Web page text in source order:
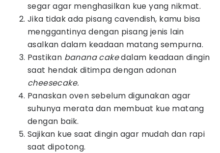
segar agar menghasilkan kue yang nikmat.
Jika tidak ada pisang cavendish, kamu bisa
menggantinya dengan pisang jenis lain
asalkan dalam keadaan matang sempurna.
Pastikan banana cakedalam keadaan dingin
saat hendak ditimpa dengan adonan
cheesecake.
Panaskan oven sebelum digunakan agar
suhunya merata dan membuat kue matang
dengan baik.
Sajikan kue saat dingin agar mudah dan rapi
saat dipotong.